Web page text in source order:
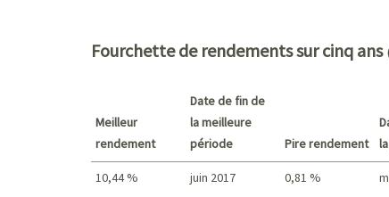
Fourchette de rendements sur cinq ans
Meilleur
rendement
Date de fin de
la meilleure
période
Pire rendement
10,44 % juin 2017 0,81 %